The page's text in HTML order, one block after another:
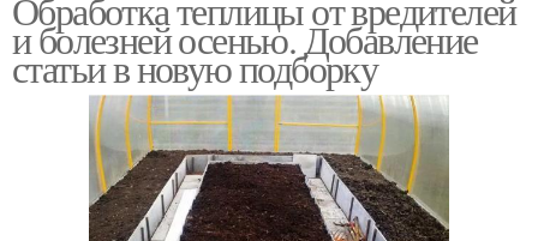
и болезней осенью. Добавление
статьи в новую подборку